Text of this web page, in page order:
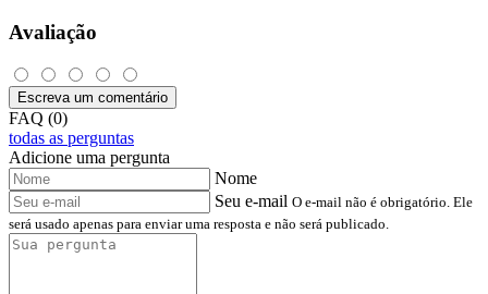
Avaliação
Escreva um comentário
FAQ (0)
todas as perguntas
Adicione uma pergunta
Nome
Seu e-mail O e-mail não é obrigatório. Ele
será usado apenas para enviar uma resposta e não será publicado.